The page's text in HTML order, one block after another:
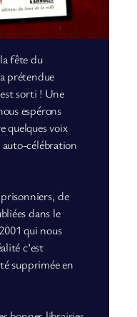
fête du
prétendue
sorti ! Une
espérons
quelques voix
célébration
de
dans le
qui nous
c’est
supprimée en